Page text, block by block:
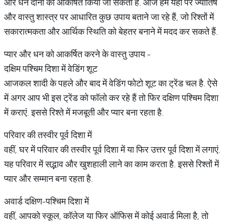
और धन दोनों को आकर्षित किया जा सकता है. आज हम यहां पर ज्योतिष
और वास्तु शास्त्र पर आधारित कुछ उपाय बताने जा रहे हैं, जो रिश्तों में
सकारात्मकता और आर्थिक स्थिति को बेहतर बनाने में मदद कर सकते हैं.
प्यार और धन को आकर्षित करने के वास्तु उपाय -
दक्षिम पश्चिम दिशा में वेडिंग शूट
आजकल शादी के पहले और बाद में वेडिंग फोटो शूट का ट्रेंड चल है. ऐसे
में अगर आप भी इस ट्रेंड को फॉलो कर रहे हैं तो फिर दक्षिण पश्चिम दिशा
में कराएं. इससे रिश्ते में मजबूती और प्यार बना रहता है.
परिवार की तस्वीर पूर्व दिशा में
वहीं, घर में परिवार की तस्वीर पूर्व दिशा में या फिर उत्तर पूर्व दिशा में लगाएं.
यह परिवार में सद्भाव और खुशहाली लाने का काम करता है. इससे रिश्तों में
प्यार और सम्मान बना रहता है.
अवार्ड दक्षिण-पश्चिम दिशा में
वहीं, आपको स्कूल, कॉलेज या फिर ऑफिस में कोई अवार्ड मिला है, तो